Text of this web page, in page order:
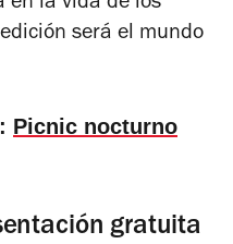
en la vida de los
será el mundo
Picnic nocturno
gratuita